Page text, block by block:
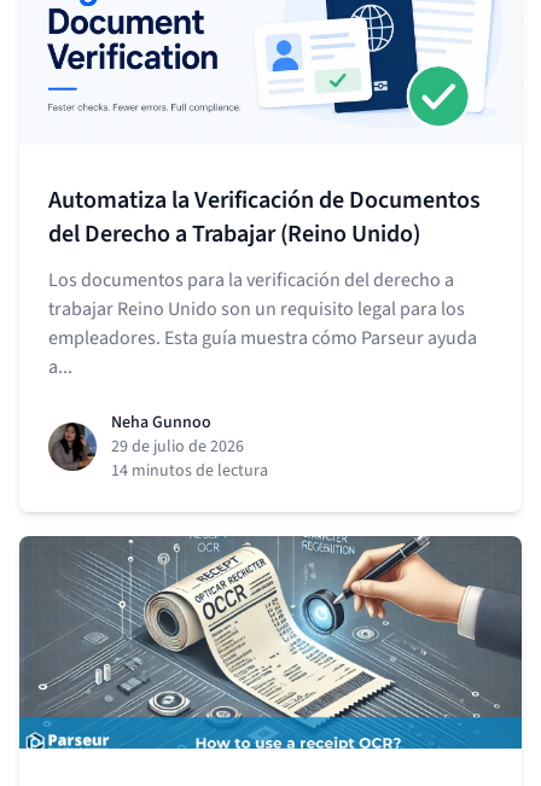
Automatiza la Verificación de Documentos
del Derecho a Trabajar (Reino Unido)
Los documentos para la verificación del derecho a
trabajar Reino Unido son un requisito legal para los
empleadores. Esta guía muestra cómo Parseur ayuda
a...
Neha Gunnoo
29 de julio de 2026
14 minutos de lectura